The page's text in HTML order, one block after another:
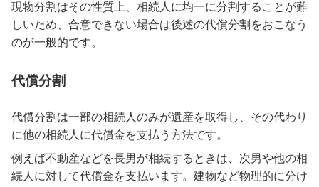
現物分割はその性質上、相続人に均一に分割することが難
しいため、合意できない場合は後述の代償分割をおこなう
のが一般的です。
代償分割
代償分割は一部の相続人のみが遺産を取得し、その代わり
に他の相続人に代償金を支払う方法です。
例えば不動産などを長男が相続するときは、次男や他の相
続人に対して代償金を支払います。建物など物理的に分け